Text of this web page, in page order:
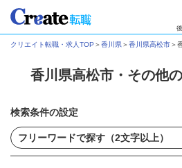
クリエイト転職・求人TOP ＞香川県＞香川県高松市＞
香川県高松市・その他
検索条件の設定